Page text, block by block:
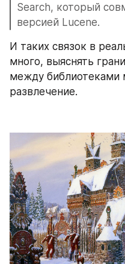
Search, который
версией Lucene.
И таких связок в
много, выяснять
между библиотеками
развлечение.